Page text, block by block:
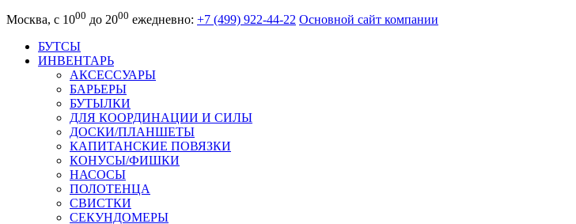
Москва, с 1000 до 2000 ежедневно: +7 (499) 922-44-22 Основной сайт компании
БУТСЫ
ИНВЕНТАРЬ
АКСЕССУАРЫ
БАРЬЕРЫ
БУТЫЛКИ
ДЛЯ КООРДИНАЦИИ И СИЛЫ
ДОСКИ/ПЛАНШЕТЫ
КАПИТАНСКИЕ ПОВЯЗКИ
КОНУСЫ/ФИШКИ
НАСОСЫ
ПОЛОТЕНЦА
СВИСТКИ
СЕКУНДОМЕРЫ